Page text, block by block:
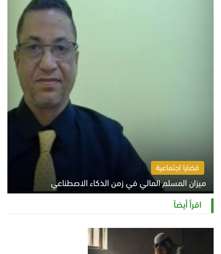
قضايا اجتماعية
ميزان المسلم المالي في زمن الذكاء الاصطناعي
السبت 8 أغسطس 2026 11:21 ص
اقرأ أيضاً